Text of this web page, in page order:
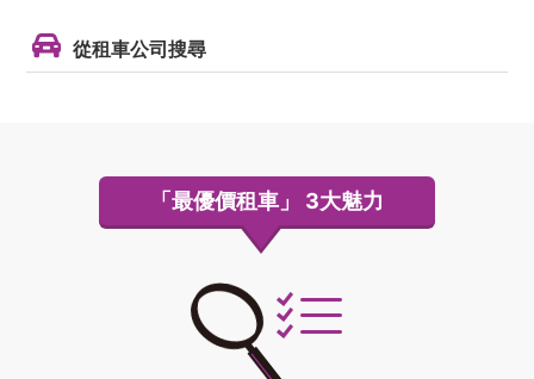
從租車公司搜尋
「最優價租車」 3大魅力